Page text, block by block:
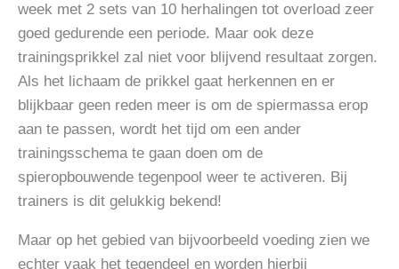
week met 2 sets van 10 herhalingen tot overload zeer
goed gedurende een periode. Maar ook deze
trainingsprikkel zal niet voor blijvend resultaat zorgen.
Als het lichaam de prikkel gaat herkennen en er
blijkbaar geen reden meer is om de spiermassa erop
aan te passen, wordt het tijd om een ander
trainingsschema te gaan doen om de
spieropbouwende tegenpool weer te activeren. Bij
trainers is dit gelukkig bekend!
Maar op het gebied van bijvoorbeeld voeding zien we
echter vaak het tegendeel en worden hierbij